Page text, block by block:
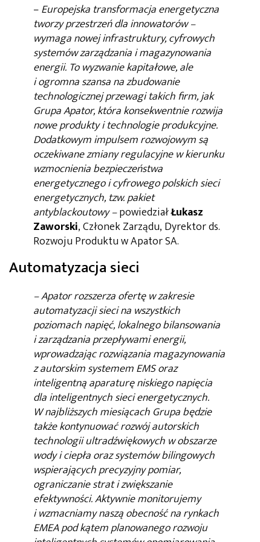
–Europejska transformacja energetyczna
tworzy przestrzeń dla innowatorów –
wymaga nowej infrastruktury, cyfrowych
systemów zarządzania i magazynowania
energii. To wyzwanie kapitałowe, ale
i ogromna szansa na zbudowanie
technologicznej przewagi takich firm, jak
Grupa Apator, która konsekwentnie rozwija
nowe produkty i technologie produkcyjne.
Dodatkowym impulsem rozwojowym są
oczekiwane zmiany regulacyjne w kierunku
wzmocnienia bezpieczeństwa
energetycznego i cyfrowego polskich sieci
energetycznych, tzw. pakiet
antyblackoutowy –powiedziałŁukasz
Zaworski, Członek Zarządu, Dyrektor ds.
Rozwoju Produktu w Apator SA.
Automatyzacja sieci
– Apator rozszerza ofertę w zakresie
automatyzacji sieci na wszystkich
poziomach napięć, lokalnego bilansowania
i zarządzania przepływami energii,
wprowadzając rozwiązania magazynowania
z autorskim systemem EMS oraz
inteligentną aparaturę niskiego napięcia
dla inteligentnych sieci energetycznych.
W najbliższych miesiącach Grupa będzie
także kontynuować rozwój autorskich
technologii ultradźwiękowych w obszarze
wody i ciepła oraz systemów bilingowych
wspierających precyzyjny pomiar,
ograniczanie strat i zwiększanie
efektywności. Aktywnie monitorujemy
i wzmacniamy naszą obecność na rynkach
EMEA pod kątem planowanego rozwoju